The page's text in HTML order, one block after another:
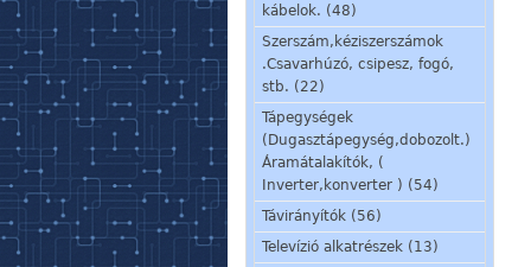
kábelok. (48)
Szerszám,kéziszerszámok
.Csavarhúzó, csipesz, fogó,
stb. (22)
Tápegységek
(Dugasztápegység,dobozolt.)
Áramátalakítók, (
Inverter,konverter ) (54)
Távirányítók (56)
Televízió alkatrészek (13)